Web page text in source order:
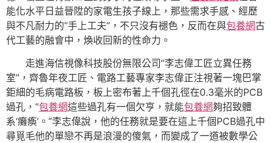
能化水平日益晉陞的家電生孩子線上，那些需求手感、經歷
與不凡耐力的“手上工夫”，不只沒有褪色，反而在與包養網古
代工藝的融會中，煥收回新的性命力。
走進海信視像科技股份無限公司“李志偉工匠立異任務
室”，齊魯年夜工匠、電路工藝專家李志偉正注視著一塊巴掌
鉅細的毛病電路板，板上密布著上千個孔徑在0.3毫米的PCB
過孔，“包養網這些過孔有一個欠亨，就能包養網夠招致體
系‘癱瘓’。”李志偉說，他的任務就是要在這上千個PCB過孔中
尋覓毛他的單戀不再是浪漫的傻氣，而變成了一道被數學公